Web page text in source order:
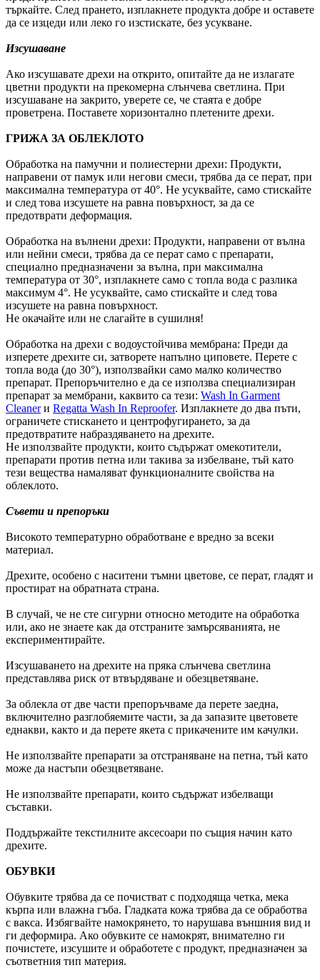
търкайте. След прането, изплакнете продукта добре и оставете
да се изцеди или леко го изстискате, без усукване.
Изсушаване
Ако изсушавате дрехи на открито, опитайте да не излагате
цветни продукти на прекомерна слънчева светлина. При
изсушаване на закрито, уверете се, че стаята е добре
проветрена. Поставете хоризонтално плетените дрехи.
ГРИЖА ЗА ОБЛЕКЛОТО
Обработка на памучни и полиестерни дрехи: Продукти,
направени от памук или негови смеси, трябва да се перат, при
максимална температура от 40°. Не усуквайте, само стискайте
и след това изсушете на равна повърхност, за да се
предотврати деформация.
Обработка на вълнени дрехи: Продукти, направени от вълна
или нейни смеси, трябва да се перат само с препарати,
специално предназначени за вълна, при максимална
температура от 30°, изплакнете само с топла вода с разлика
максимум 4°. Не усуквайте, само стискайте и след това
изсушете на равна повърхност.
Не окачайте или не слагайте в сушилня!
Обработка на дрехи с водоустойчива мембрана: Преди да
изперете дрехите си, затворете напълно циповете. Перете с
топла вода (до 30°), използвайки само малко количество
препарат. Препоръчително е да се използва специализиран
препарат за мембрани, каквито са тези: Wash In Garment
Cleanerи Regatta Wash In Reproofer. Изплакнете до два пъти,
ограничете стискането и центрофугирането, за да
предотвратите набраздяването на дрехите.
Не използвайте продукти, които съдържат омекотители,
препарати против петна или такива за избелване, тъй като
тези вещества намаляват функционалните свойства на
облеклото.
Съвети и препоръки
Високото температурно обработване е вредно за всеки
материал.
Дрехите, особено с наситени тъмни цветове, се перат, гладят и
простират на обратната страна.
В случай, че не сте сигурни относно методите на обработка
или, ако не знаете как да отстраните замърсяванията, не
експериментирайте.
Изсушаването на дрехите на пряка слънчева светлина
представлява риск от втвърдяване и обезцветяване.
За облекла от две части препоръчваме да перете заедна,
включително разглобяемите части, за да запазите цветовете
еднакви, както и да перете якета с прикачените им качулки.
Не използвайте препарати за отстраняване на петна, тъй като
може да настъпи обезцветяване.
Не използвайте препарати, които съдържат избелващи
съставки.
Поддържайте текстилните аксесоари по същия начин като
дрехите.
ОБУВКИ
Обувките трябва да се почистват с подходяща четка, мека
кърпа или влажна гъба. Гладката кожа трябва да се обработва
с вакса. Избягвайте намокрянето, то нарушава външния вид и
ги деформира. Ако обувките се намокрят, внимателно ги
почистете, изсушите и обработете с продукт, предназначен за
съответния тип материя.